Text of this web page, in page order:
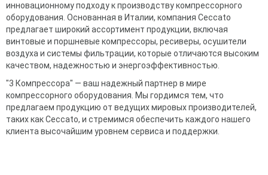
инновационному подходу к производству компрессорного
оборудования. Основанная в Италии, компания Ceccato
предлагает широкий ассортимент продукции, включая
винтовые и поршневые компрессоры, ресиверы, осушители
воздуха и системы фильтрации, которые отличаются высоким
качеством, надежностью и энергоэффективностью.
"3 Компрессора" — ваш надежный партнер в мире
компрессорного оборудования. Мы гордимся тем, что
предлагаем продукцию от ведущих мировых производителей,
таких как Ceccato, и стремимся обеспечить каждого нашего
клиента высочайшим уровнем сервиса и поддержки.